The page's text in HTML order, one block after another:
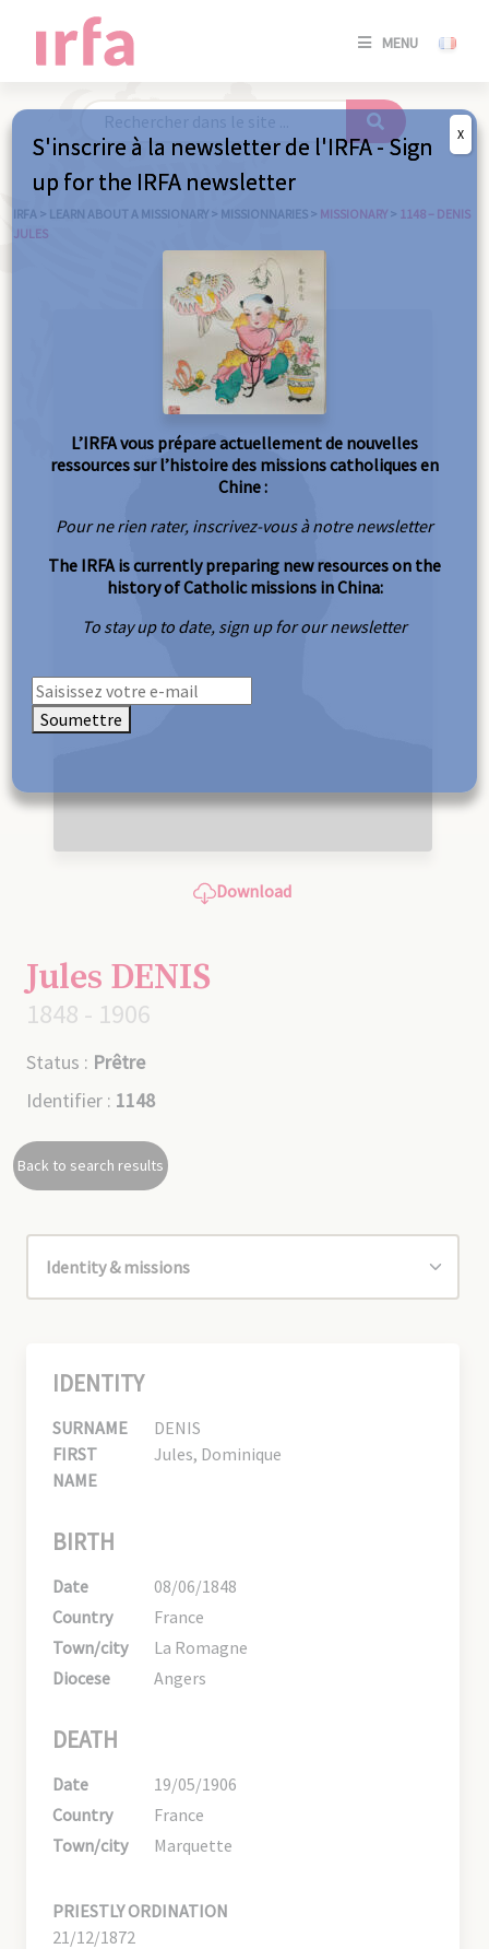
MENU
SE
/
IRFA > LEARN ABOUT A MISSIONARY > MISSIONNARIES > MISSIONARY > 1148 – DENIS
JULES
Download
Jules DENIS
1848 - 1906
Status : Prêtre
Identifier : 1148
Back to search results
IDENTITY
SURNAME
DENIS
FIRST
NAME
Jules, Dominique
BIRTH
Date
08/06/1848
Country
France
Town/city
La Romagne
Diocese
Angers
DEATH
Date
19/05/1906
Country
France
Town/city
Marquette
PRIESTLY ORDINATION
21/12/1872
S'inscrire à la newsletter de l'IRFA - Sign
up for the IRFA newsletter
L’IRFA vous prépare actuellement de nouvelles
ressources sur l’histoire des missions catholiques en
Chine :
Pour ne rien rater, inscrivez-vous à notre newsletter
The IRFA is currently preparing new resources on the
history of Catholic missions in China:
To stay up to date, sign up for our newsletter
Soumettre
X